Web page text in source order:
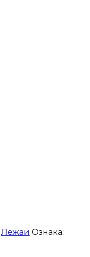
Лежаи Ознака: